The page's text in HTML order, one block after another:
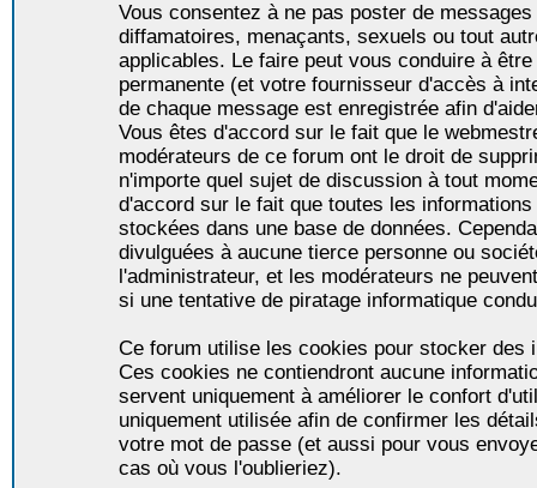
Vous consentez à ne pas poster de
diffamatoires, menaçants, sexuels ou tout
applicables. Le faire peut vous conduire à
permanente (et votre fournisseur d'accès à
de chaque message est enregistrée afin
Vous êtes d'accord sur le fait que le
modérateurs de ce forum ont le droit de
n'importe quel sujet de discussion à tout
d'accord sur le fait que toutes les
stockées dans une base de données.
divulguées à aucune tierce personne ou
l'administrateur, et les modérateurs ne
si une tentative de piratage informatique
Ce forum utilise les cookies pour stocker des
Ces cookies ne contiendront aucune
servent uniquement à améliorer le confort
uniquement utilisée afin de confirmer les
votre mot de passe (et aussi pour vous
cas où vous l'oublieriez).